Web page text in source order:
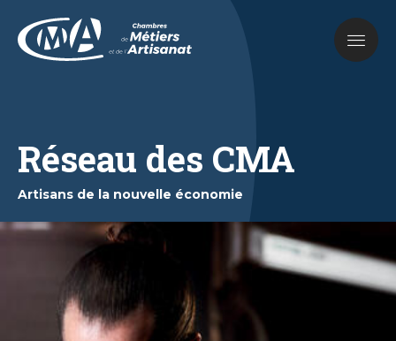
contenu
principal
Réseau des CMA
Artisans de la nouvelle économie